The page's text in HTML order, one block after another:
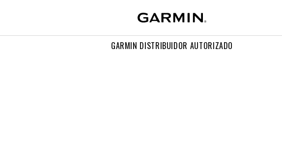
GARMIN DISTRIBUIDOR AUTORIZADO